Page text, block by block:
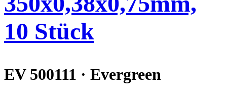
10 Stück
EV 500111 · Evergreen